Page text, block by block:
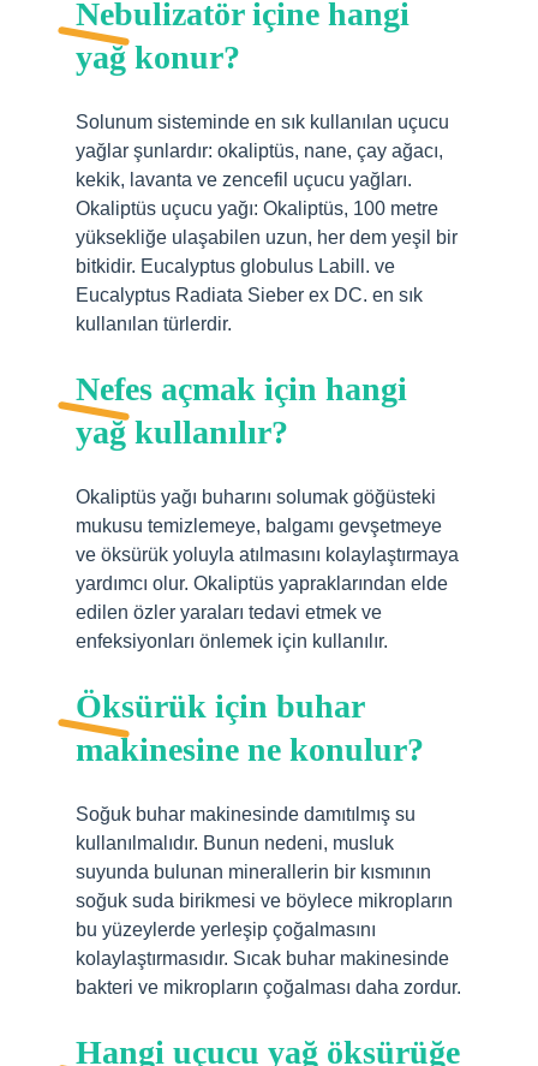
Nebulizatör içine hangi
yağ konur?
Solunum sisteminde en sık kullanılan uçucu
yağlar şunlardır: okaliptüs, nane, çay ağacı,
kekik, lavanta ve zencefil uçucu yağları.
Okaliptüs uçucu yağı: Okaliptüs, 100 metre
yüksekliğe ulaşabilen uzun, her dem yeşil bir
bitkidir. Eucalyptus globulus Labill. ve
Eucalyptus Radiata Sieber ex DC. en sık
kullanılan türlerdir.
Nefes açmak için hangi
yağ kullanılır?
Okaliptüs yağı buharını solumak göğüsteki
mukusu temizlemeye, balgamı gevşetmeye
ve öksürük yoluyla atılmasını kolaylaştırmaya
yardımcı olur. Okaliptüs yapraklarından elde
edilen özler yaraları tedavi etmek ve
enfeksiyonları önlemek için kullanılır.
Öksürük için buhar
makinesine ne konulur?
Soğuk buhar makinesinde damıtılmış su
kullanılmalıdır. Bunun nedeni, musluk
suyunda bulunan minerallerin bir kısmının
soğuk suda birikmesi ve böylece mikropların
bu yüzeylerde yerleşip çoğalmasını
kolaylaştırmasıdır. Sıcak buhar makinesinde
bakteri ve mikropların çoğalması daha zordur.
Hangi uçucu yağ öksürüğe